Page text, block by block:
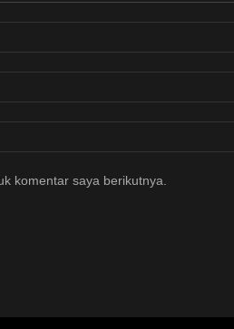
komentar saya berikutnya.